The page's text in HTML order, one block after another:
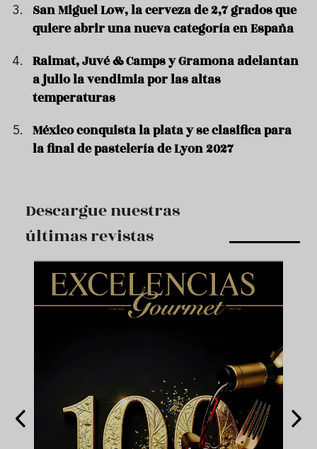
San Miguel Low, la cerveza de 2,7 grados que
quiere abrir una nueva categoría en España
Raimat, Juvé & Camps y Gramona adelantan
a julio la vendimia por las altas
temperaturas
México conquista la plata y se clasifica para
la final de pastelería de Lyon 2027
Descargue nuestras
últimas revistas